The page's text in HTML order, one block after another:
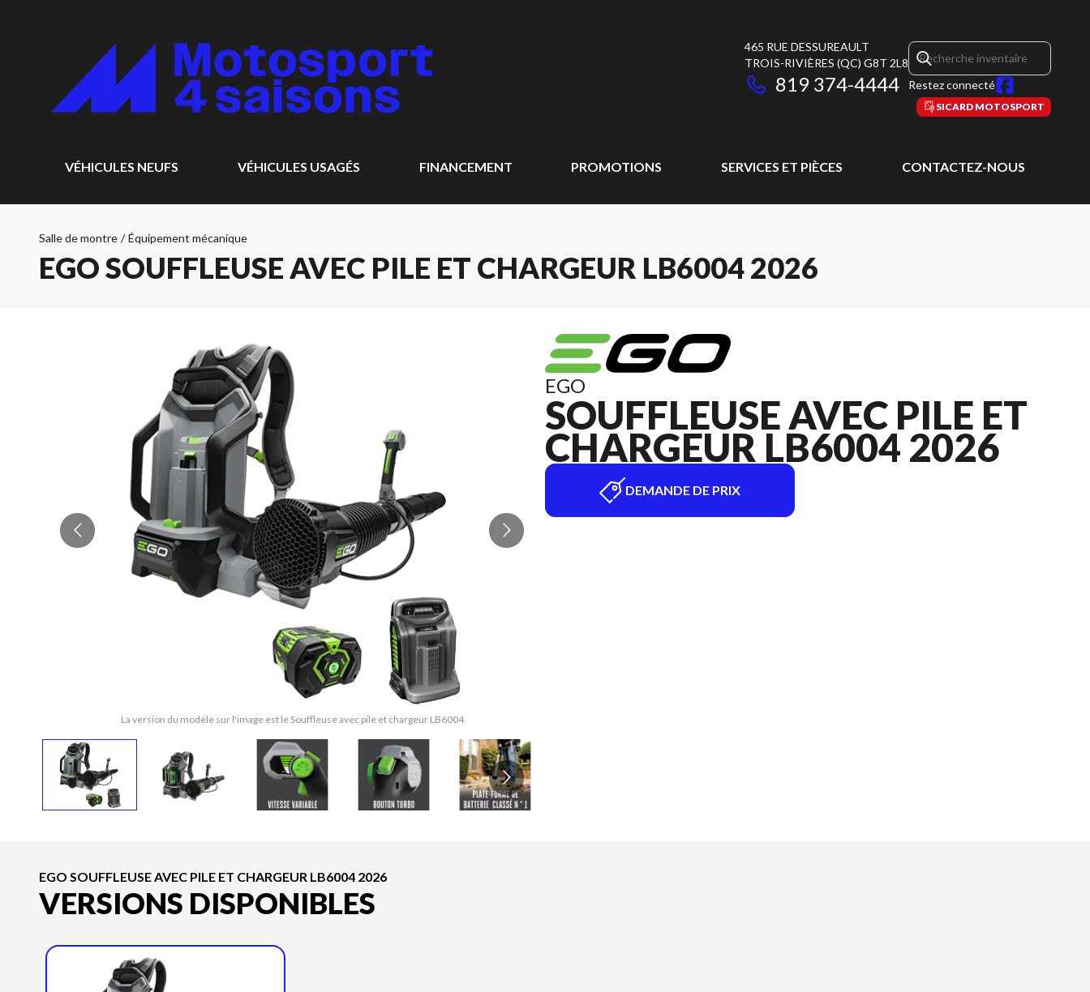
465 RUE DESSUREAULT
TROIS-RIVIÈRES (QC) G8T 2L8
819 374-4444 Restez connecté
SICARD MOTOSPORT
VÉHICULES NEUFS VÉHICULES USAGÉS FINANCEMENT PROMOTIONS SERVICES ET PIÈCES CONTACTEZ-NOUS
Salle de montre / Équipement mécanique
EGO SOUFFLEUSE AVEC PILE ET CHARGEUR LB6004 2026
La version du modèle sur l'image est le Souffleuse avec pile et chargeur LB6004
EGO
SOUFFLEUSE AVEC PILE ET
CHARGEUR LB6004 2026
DEMANDE DE PRIX
EGO SOUFFLEUSE AVEC PILE ET CHARGEUR LB6004 2026
VERSIONS DISPONIBLES